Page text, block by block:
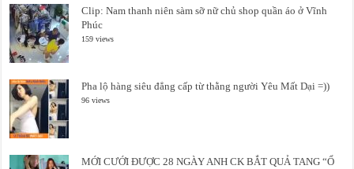
Clip: Nam thanh niên sàm sỡ nữ chủ shop quần áo ở Vĩnh
Phúc
159 views
Pha lộ hàng siêu đẳng cấp từ thằng người Yêu Mất Dại =))
96 views
MỚI CƯỚI ĐƯỢC 28 NGÀY ANH CK BẮT QUẢ TANG “Ổ